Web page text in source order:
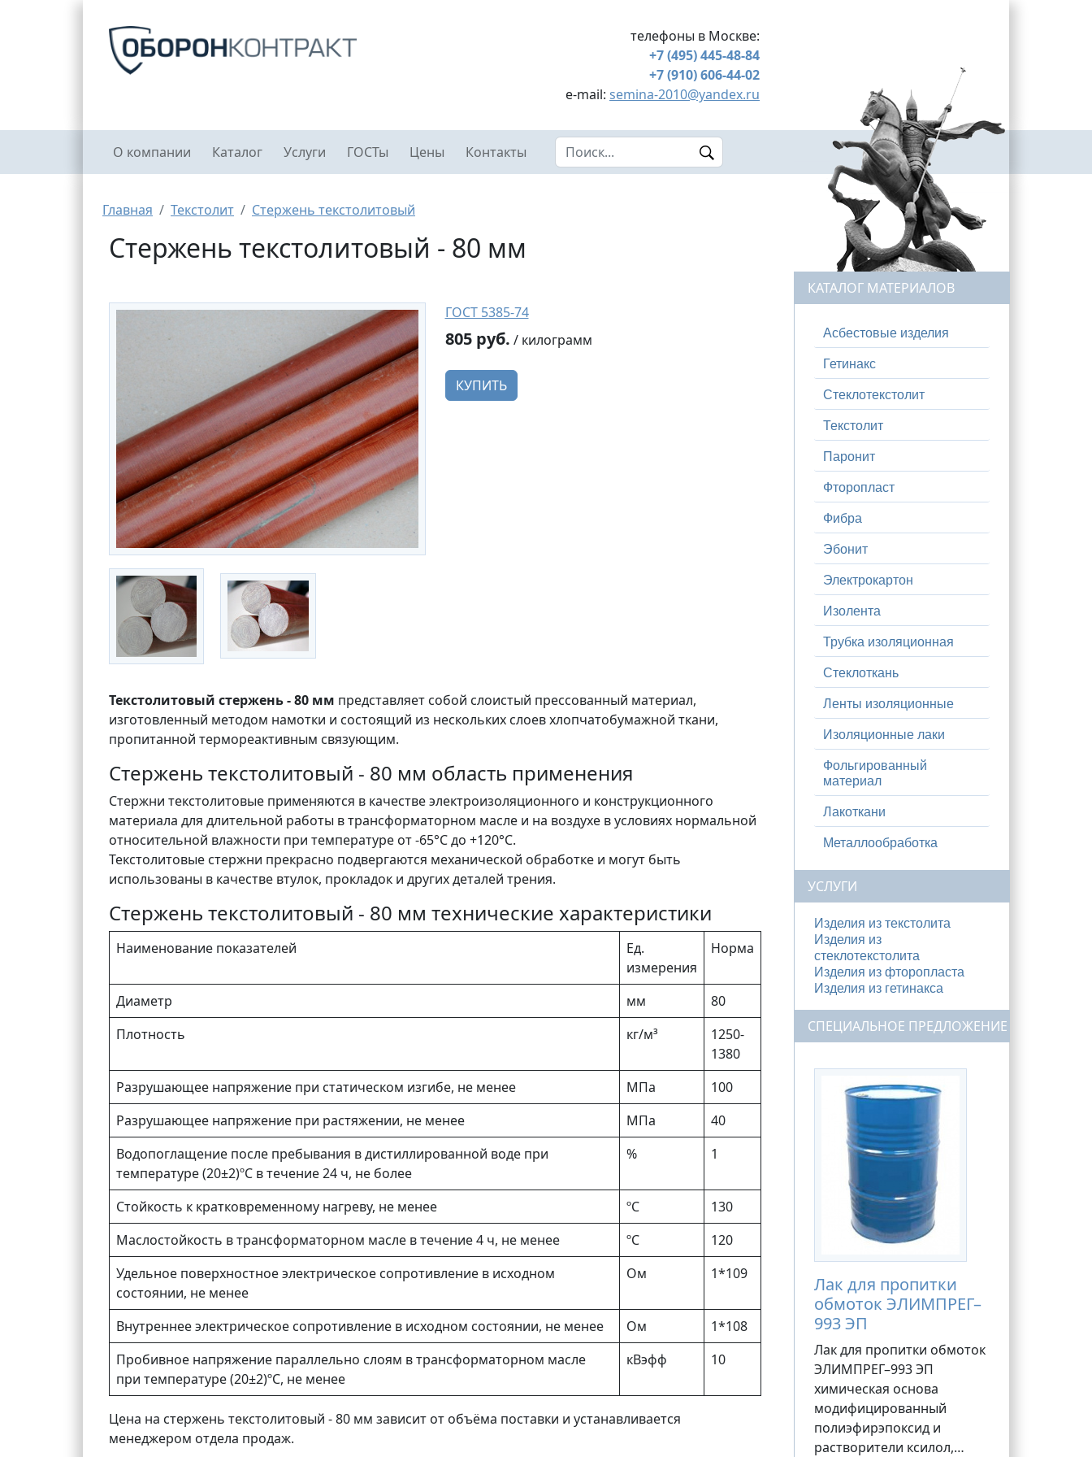
телефоны в Москве:
+7 (495) 445-48-84
+7 (910) 606-44-02
e-mail: semina-2010@yandex.ru
Главное меню
О компании Каталог Услуги ГОСТы Цены Контакты Search this site
Строка навигации
Главная Текстолит Стержень текстолитовый
Стержень текстолитовый - 80 мм
ГОСТ 5385-74
805 руб. / килограмм
КУПИТЬ
Текстолитовый стержень - 80 мм представляет собой слоистый прессованный материал,
изготовленный методом намотки и состоящий из нескольких слоев хлопчатобумажной ткани,
пропитанной термореактивным связующим.
Стержень текстолитовый - 80 мм область применения
Стержни текстолитовые применяются в качестве электроизоляционного и конструкционного
материала для длительной работы в трансформаторном масле и на воздухе в условиях нормальной
относительной влажности при температуре от -65°C до +120°C.
Текстолитовые стержни прекрасно подвергаются механической обработке и могут быть
использованы в качестве втулок, прокладок и других деталей трения.
Стержень текстолитовый - 80 мм технические характеристики
Наименование показателей
Ед.
измерения
Норма
Диаметр мм
80
Плотность
кг/м³
1250-
1380
Разрушающее напряжение при статическом изгибе, не менее
МПа
100
Разрушающее напряжение при растяжении, не менее
МПа
40
Водопоглащение после пребывания в дистиллированной воде при
температуре (20±2)ºС в течение 24 ч, не более
% 1
Стойкость к кратковременному нагреву, не менее ºС
130
Маслостойкость в трансформаторном масле в течение 4 ч, не менее
ºС
120
Удельное поверхностное электрическое сопротивление в исходном
состоянии, не менее
Ом 1*109
Внутреннее электрическое сопротивление в исходном состоянии, не менее Ом
1*108
Пробивное напряжение параллельно слоям в трансформаторном масле
при температуре (20±2)ºС, не менее
кВэфф 10
Цена на стержень текстолитовый - 80 мм зависит от объёма поставки и устанавливается
менеджером отдела продаж.
КАТАЛОГ МАТЕРИАЛОВ
Асбестовые изделия
Гетинакс
Стеклотекстолит
Текстолит
Паронит
Фторопласт
Фибра
Эбонит
Электрокартон
Изолента
Трубка изоляционная
Стеклоткань
Ленты изоляционные
Изоляционные лаки
Фольгированный
материал
Лакоткани
Металлообработка
УСЛУГИ
Изделия из текстолита
Изделия из
стеклотекстолита
Изделия из фторопласта
Изделия из гетинакса
СПЕЦИАЛЬНОЕ ПРЕДЛОЖЕНИЕ
Лак для пропитки
обмоток ЭЛИМПРЕГ–
993 ЭП
Лак для пропитки обмоток
ЭЛИМПРЕГ–993 ЭП
химическая основа
модифицированный
полиэфирэпоксид и
растворители ксилол,…